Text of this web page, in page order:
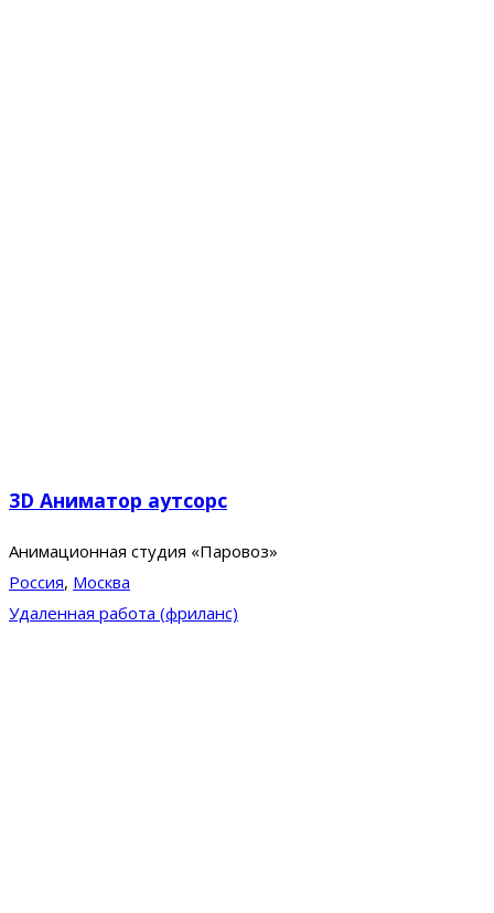
3D Аниматор аутсорс
Анимационная студия «Паровоз»
Россия, Москва
Удаленная работа (фриланс)